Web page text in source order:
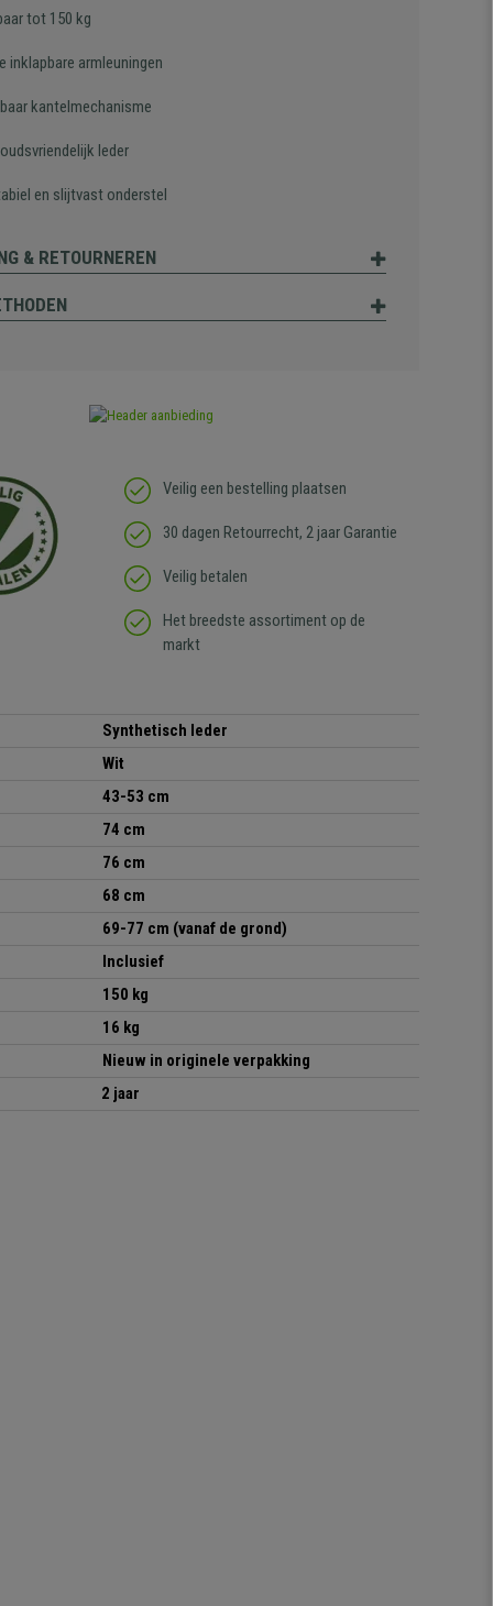
tot 150 kg
inklapbare armleuningen
kantelmechanisme
leder
en slijtvast onderstel
& RETOURNEREN
Veilig een bestelling plaatsen
30 dagen Retourrecht, 2 jaar Garantie
Veilig betalen
Het breedste assortiment op de
markt
Synthetisch leder
Wit
43-53 cm
74 cm
76 cm
68 cm
69-77 cm (vanaf de grond)
Inclusief
150 kg
16 kg
Nieuw in originele verpakking
2 jaar